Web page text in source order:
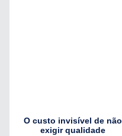
O custo invisível de não
exigir qualidade